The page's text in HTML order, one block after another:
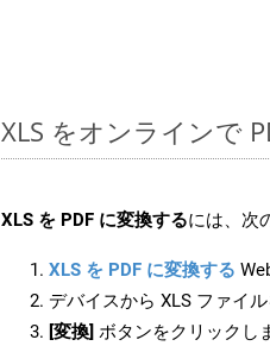
XLS をオンラインで
XLS を PDF に変換するには、次
XLS を PDF に変換する
デバイスから XLS ファイ
[変換] ボタンをクリックし